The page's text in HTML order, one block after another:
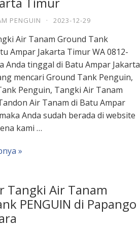
PENGUIN · 2023-12-29
Air Tanam Ground Tank
Ampar Jakarta Timur WA 0812-
Anda tinggal di Batu Ampar Jakarta
mencari Ground Tank Penguin,
Penguin, Tangki Air Tanam
Air Tanam di Batu Ampar
Anda sudah berada di website
kami …
»
Tangki Air Tanam
PENGUIN di Papango